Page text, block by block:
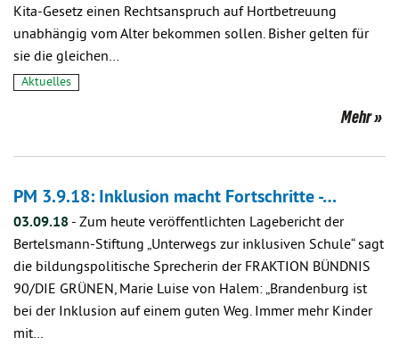
Kita-Gesetz einen Rechtsanspruch auf Hortbetreuung
unabhängig vom Alter bekommen sollen. Bisher gelten für
sie die gleichen…
Aktuelles
Mehr
PM 3.9.18: Inklusion macht Fortschritte -…
03.09.18 - Zum heute veröffentlichten Lagebericht der
Bertelsmann-Stiftung „Unterwegs zur inklusiven Schule“ sagt
die bildungspolitische Sprecherin der FRAKTION BÜNDNIS
90/DIE GRÜNEN, Marie Luise von Halem: „Brandenburg ist
bei der Inklusion auf einem guten Weg. Immer mehr Kinder
mit…